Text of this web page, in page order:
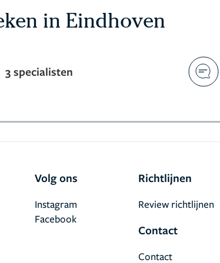
in Eindhoven
3 specialisten
Volg ons
Facebook
Instagram
Richtlijnen
Review richtlijnen
Contact
Contact